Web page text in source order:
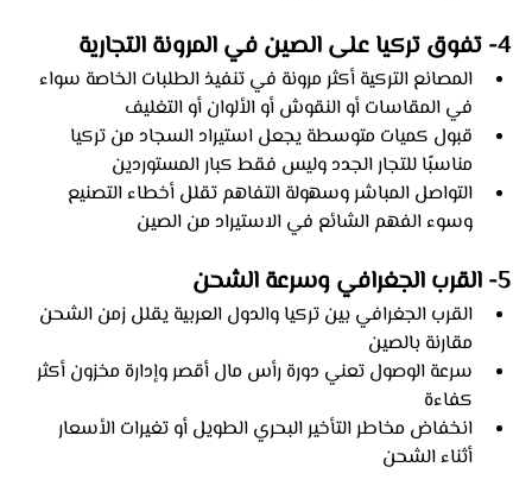
4- تفوق تركيا على الصين في المرونة التجارية
المصانع التركية أكثر مرونة في تنفيذ الطلبات الخاصة سواء
في المقاسات أو النقوش أو الألوان أو التغليف
قبول كميات متوسطة يجعل استيراد السجاد من تركيا
مناسبًا للتجار الجدد وليس فقط كبار المستوردين
التواصل المباشر وسهولة التفاهم تقلل أخطاء التصنيع
وسوء الفهم الشائع في الاستيراد من الصين
5- القرب الجغرافي وسرعة الشحن
القرب الجغرافي بين تركيا والدول العربية يقلل زمن الشحن
مقارنة بالصين
سرعة الوصول تعني دورة رأس مال أقصر وإدارة مخزون أكثر
كفاءة
انخفاض مخاطر التأخير البحري الطويل أو تغيرات الأسعار
أثناء الشحن